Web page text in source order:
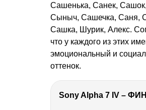
Сашенька, Санек,
Сыныч, Сашечка, Саня,
Сашка, Шурик, Алекс.
что у каждого из этих
эмоциональный и
оттенок.